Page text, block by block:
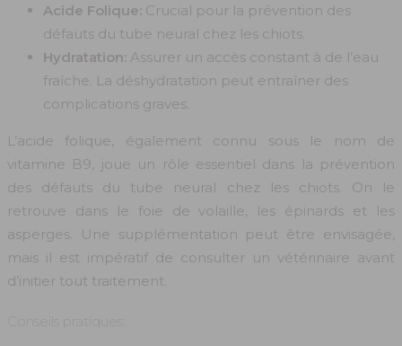
Acide Folique: Crucial pour la prévention des
défauts du tube neural chez les chiots.
Hydratation: Assurer un accès constant à de l’eau
fraîche. La déshydratation peut entraîner des
complications graves.
L’acide folique, également connu sous le nom de
vitamine B9, joue un rôle essentiel dans la prévention
des défauts du tube neural chez les chiots. On le
retrouve dans le foie de volaille, les épinards et les
asperges. Une supplémentation peut être envisagée,
mais il est impératif de consulter un vétérinaire avant
d’initier tout traitement.
Conseils pratiques: